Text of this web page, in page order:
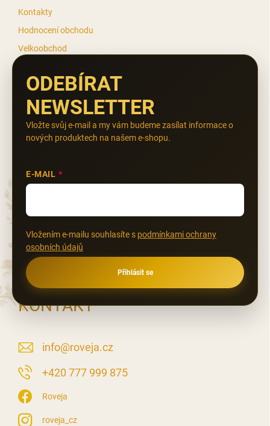
Kontakty
Hodnocení obchodu
Velkoobchod
ODEBÍRAT
NEWSLETTER
Vložte svůj e-mail a my vám budeme zasílat informace o
nových produktech na našem e-shopu.
E-MAIL
Vložením e-mailu souhlasíte s podmínkami ochrany
osobních údajů
Přihlásit se
KONTAKT
info@roveja.cz
‭+420 777 999 875
Roveja
roveja_cz